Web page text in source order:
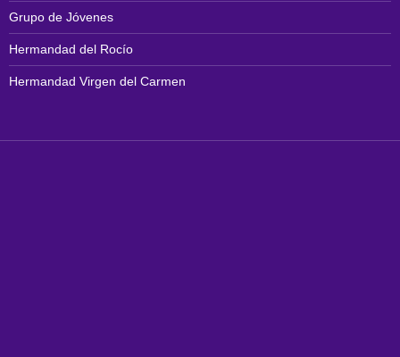
Grupo de Jóvenes
Hermandad del Rocío
Hermandad Virgen del Carmen